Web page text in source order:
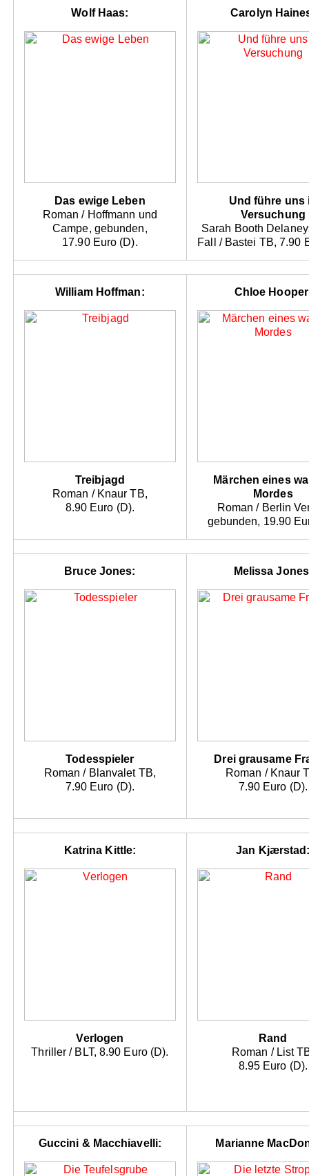
Wolf Haas:
Das ewige Leben
Roman / Hoffmann und
Campe, gebunden,
17.90 Euro (D).
Carolyn
Und führe uns
Versuchung
Sarah Booth
Fall / Bastei TB, 7.90
William Hoffman:
Treibjagd
Roman / Knaur TB,
8.90 Euro (D).
Chloe
Märchen eines
Mordes
Roman / Berlin
gebunden, 19.90
Bruce Jones:
Todesspieler
Roman / Blanvalet TB,
7.90 Euro (D).
Melissa
Drei grausame
Roman / Knaur
7.90 Euro (D).
Katrina Kittle:
Verlogen
Thriller / BLT, 8.90 Euro (D).
Jan
Rand
Roman / List
8.95 Euro (D).
Guccini & Macchiavelli: Marianne